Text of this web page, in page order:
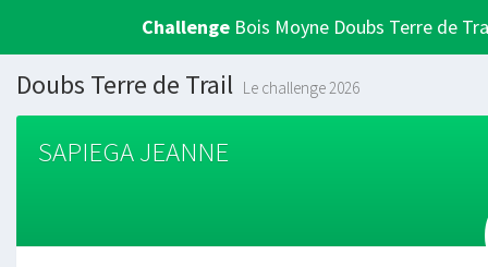
Challenge Bois Moyne Doubs Terre de
Doubs Terre de Trail Le challenge 2026
SAPIEGA JEANNE